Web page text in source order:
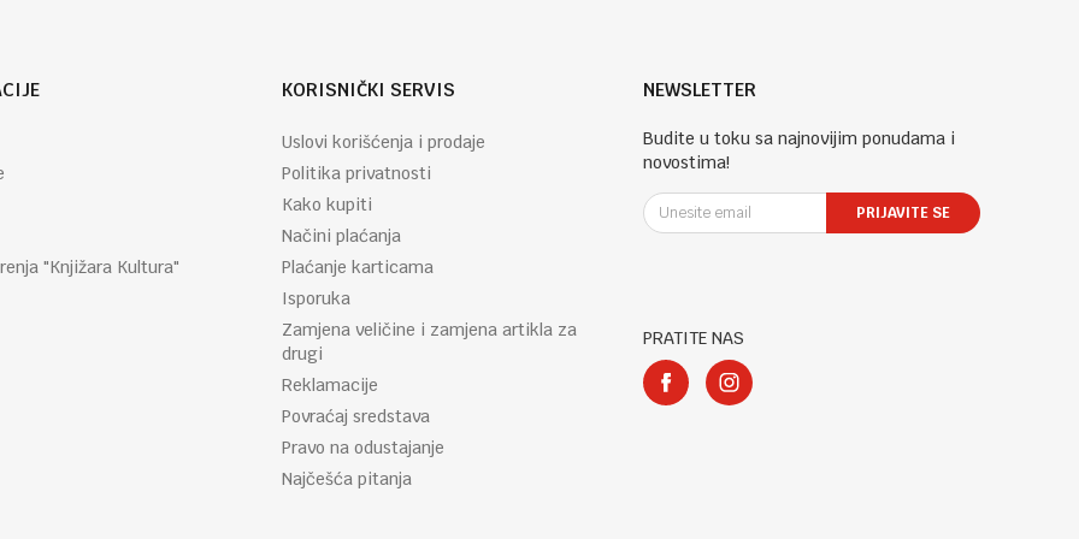
"Knjižara Kultura"
KORISNIČKI SERVIS
Uslovi korišćenja i prodaje
Politika privatnosti
Kako kupiti
Načini plaćanja
Plaćanje karticama
Isporuka
Zamjena veličine i zamjena artikla za
drugi
Reklamacije
Povraćaj sredstava
Pravo na odustajanje
Najčešća pitanja
NEWSLETTER
Budite u toku sa najnovijim ponudama i
novostima!
PRIJAVITE SE
PRATITE NAS